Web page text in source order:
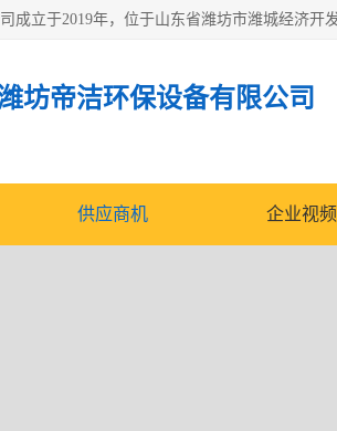
坊帝洁环保设备有限公司
供应商机 企业视频